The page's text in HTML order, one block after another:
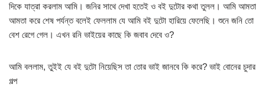
দিকে যাত্রা করলাম আমি। জনির সাথে দেখা হতেই ও বই দুটোর কথা তুলল। আমি আমতা
আমতা করে শেষ পর্যন্ত বলেই ফেললাম যে আমি বই দুটো হারিয়ে ফেলেছি। শুনে জনি তো
বেশ রেগে গেল। এখন রনি ভাইয়ের কাছে কি জবাব দেবে ও?
আমি বললাম, তুইই যে বই দুটো নিয়েছিস তা তোর ভাই জানবে কি করে? ভাই বোনের চুদার
গল্প